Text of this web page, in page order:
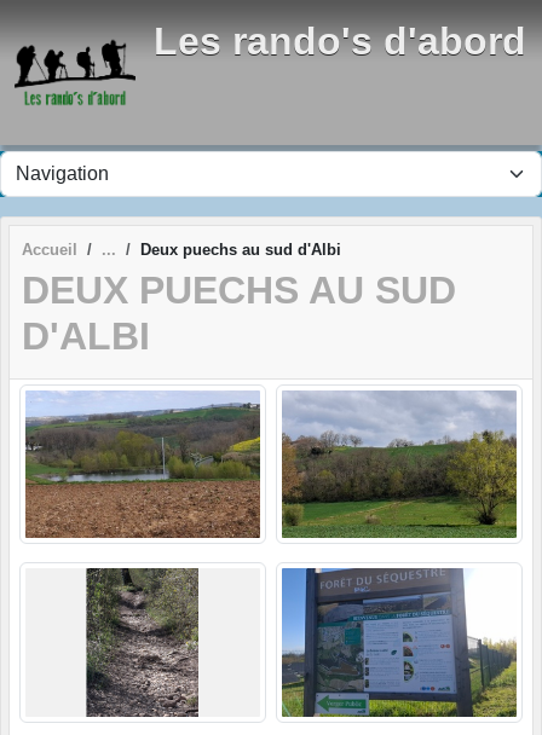
Les rando's d'abord
Accueil Deux puechs au sud d'Albi
DEUX PUECHS AU SUD
D'ALBI